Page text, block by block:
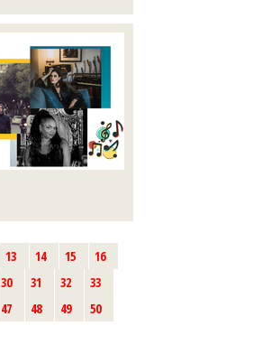
13 14 15
16
30 31 32
33
47 48 49
50